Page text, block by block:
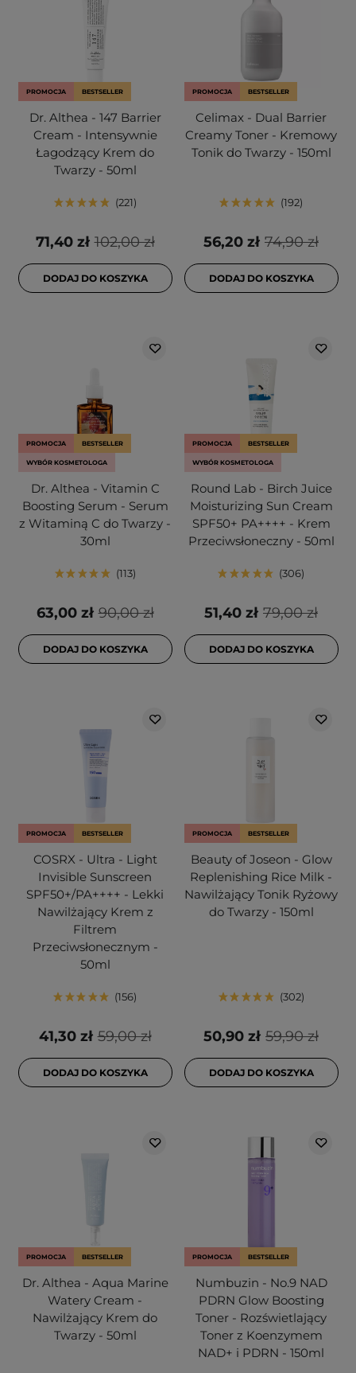
PROMOCJA BESTSELLER
Dr. Althea - 147 Barrier
Cream - Intensywnie
Łagodzący Krem do
Twarzy - 50ml
221
102,00 zł
71,40 zł
DODAJ DO KOSZYKA
PROMOCJA BESTSELLER
Celimax - Dual Barrier
Creamy Toner - Kremowy
Tonik do Twarzy - 150ml
192
74,90 zł
56,20 zł
DODAJ DO KOSZYKA
PROMOCJA BESTSELLER
WYBÓR KOSMETOLOGA
Dr. Althea - Vitamin C
Boosting Serum - Serum
z Witaminą C do Twarzy -
30ml
113
90,00 zł
63,00 zł
DODAJ DO KOSZYKA
PROMOCJA BESTSELLER
WYBÓR KOSMETOLOGA
Round Lab - Birch Juice
Moisturizing Sun Cream
SPF50+ PA++++ - Krem
Przeciwsłoneczny - 50ml
306
79,00 zł
51,40 zł
DODAJ DO KOSZYKA
PROMOCJA BESTSELLER
COSRX - Ultra - Light
Invisible Sunscreen
SPF50+/PA++++ - Lekki
Nawilżający Krem z
Filtrem
Przeciwsłonecznym -
50ml
156
59,00 zł
41,30 zł
DODAJ DO KOSZYKA
PROMOCJA BESTSELLER
Beauty of Joseon - Glow
Replenishing Rice Milk -
Nawilżający Tonik Ryżowy
do Twarzy - 150ml
302
59,90 zł
50,90 zł
DODAJ DO KOSZYKA
PROMOCJA BESTSELLER
Dr. Althea - Aqua Marine
Watery Cream -
Nawilżający Krem do
Twarzy - 50ml
PROMOCJA BESTSELLER
Numbuzin - No.9 NAD
PDRN Glow Boosting
Toner - Rozświetlający
Toner z Koenzymem
NAD+ i PDRN - 150ml